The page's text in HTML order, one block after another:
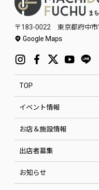
〒183-0022 東京都府中
Google Maps
TOP
イベント情報
お店＆施設情報
出店者募集
お知らせ